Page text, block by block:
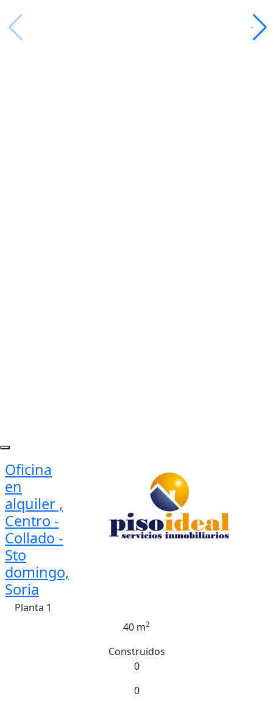
Oficina
en
alquiler ,
Centro -
Collado -
Sto
domingo,
Soria
Planta 1
40 m2
Construidos
0
0